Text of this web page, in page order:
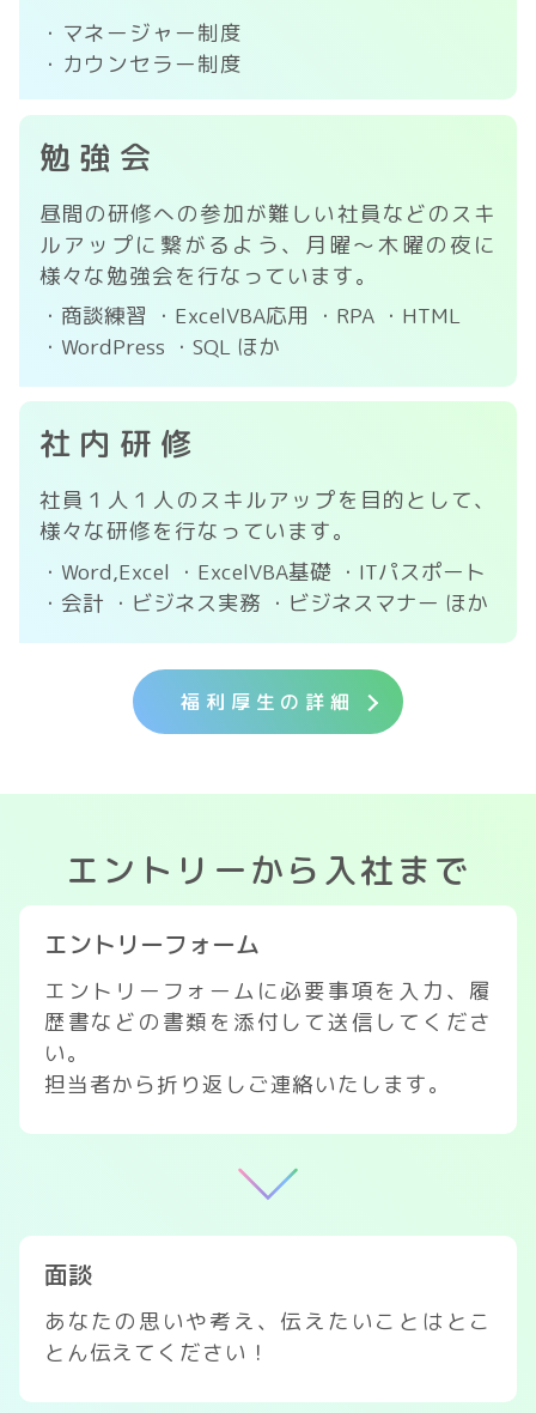
・マネージャー制度
・カウンセラー制度
勉強会
昼間の研修への参加が難しい社員などのスキ
ルアップに繋がるよう、月曜〜木曜の夜に
様々な勉強会を行なっています。
・商談練習 ・ExcelVBA応用 ・RPA ・HTML
・WordPress ・SQLほか
社内研修
社員１人１人のスキルアップを目的として、
様々な研修を行なっています。
・Word,Excel ・ExcelVBA基礎 ・ITパスポート
・会計 ・ビジネス実務 ・ビジネスマナー ほか
福利厚生の詳細
エントリーから入社まで
エントリーフォーム
エントリーフォームに必要事項を入力、履
歴書などの書類を添付して送信してくださ
い。
担当者から折り返しご連絡いたします。
面談
あなたの思いや考え、伝えたいことはとこ
とん伝えてください！